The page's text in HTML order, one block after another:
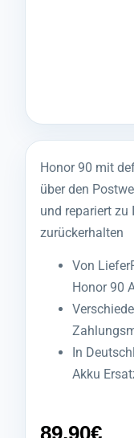
Honor 90 mit
über den
und repariert zu
zurückerhalten
Von
Honor 90
In
Akku